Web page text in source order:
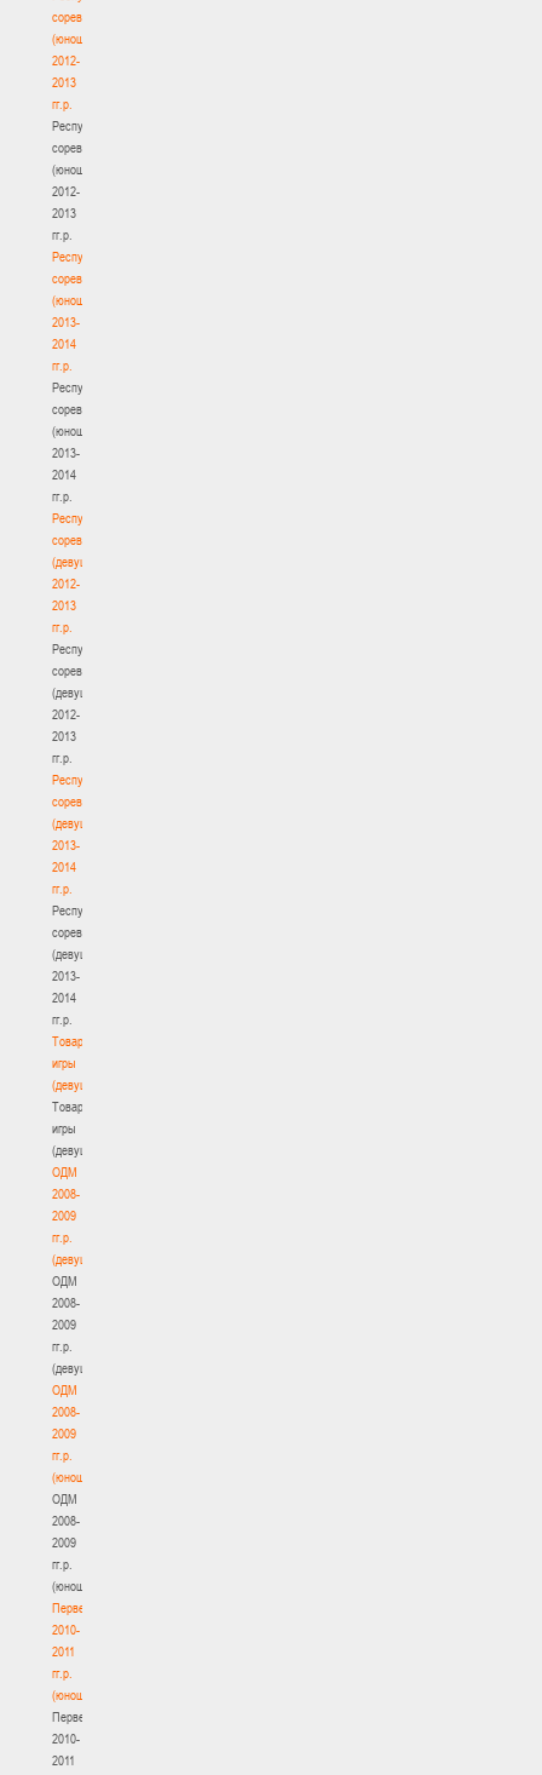
соревнования
(юноши)
2012-
2013
гг.р.
Республиканские
соревнования
(юноши)
2012-
2013
гг.р.
Республиканские
соревнования
(юноши)
2013-
2014
гг.р.
Республиканские
соревнования
(юноши)
2013-
2014
гг.р.
Республиканские
соревнования
(девушки)
2012-
2013
гг.р.
Республиканские
соревнования
(девушки)
2012-
2013
гг.р.
Республиканские
соревнования
(девушки)
2013-
2014
гг.р.
Республиканские
соревнования
(девушки)
2013-
2014
гг.р.
Товарищеские
игры
(девушки)
Товарищеские
игры
(девушки)
ОДМ
2008-
2009
гг.р.
(девушки)
ОДМ
2008-
2009
гг.р.
(девушки)
ОДМ
2008-
2009
гг.р.
(юноши)
ОДМ
2008-
2009
гг.р.
(юноши)
Первенство
2010-
2011
гг.р.
(юноши)
Первенство
2010-
2011